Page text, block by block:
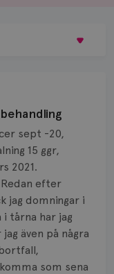
sept -20,
15 ggr,
2021.
efter
jag domningar i
tårna har jag
även på några
som sena